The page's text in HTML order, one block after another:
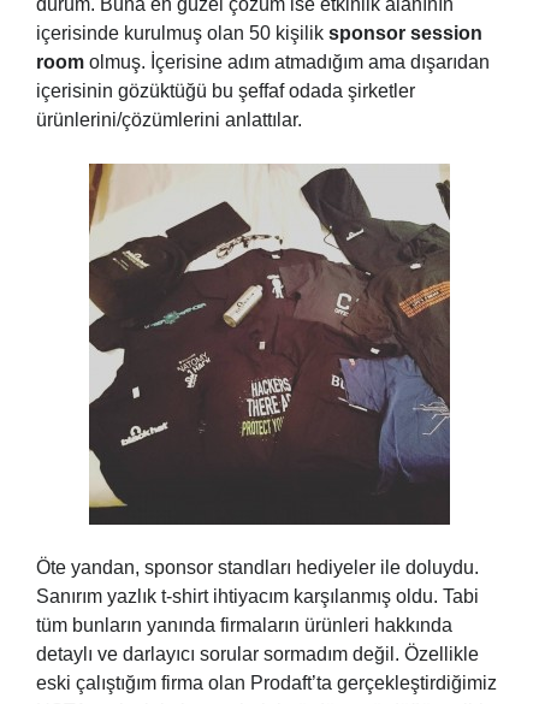
durum. Buna en güzel çözüm ise etkinlik alanının
içerisinde kurulmuş olan 50 kişilik sponsor session
room olmuş. İçerisine adım atmadığım ama dışarıdan
içerisinin gözüktüğü bu şeffaf odada şirketler
ürünlerini/çözümlerini anlattılar.
Öte yandan, sponsor standları hediyeler ile doluydu.
Sanırım yazlık t-shirt ihtiyacım karşılanmış oldu. Tabi
tüm bunların yanında firmaların ürünleri hakkında
detaylı ve darlayıcı sorular sormadım değil. Özellikle
eski çalıştığım firma olan Prodaft’ta gerçekleştirdiğimiz